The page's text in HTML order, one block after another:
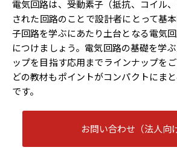
電気回路は、受動素子（抵抗、コイル
された回路のことで設計者にとって基
子回路を学ぶにあたり土台となる電気
につけましょう。電気回路の基礎を学
ップを目指す応用までラインナップを
どの教材もポイントがコンパクトにま
です。
お問い合わせ（法人向